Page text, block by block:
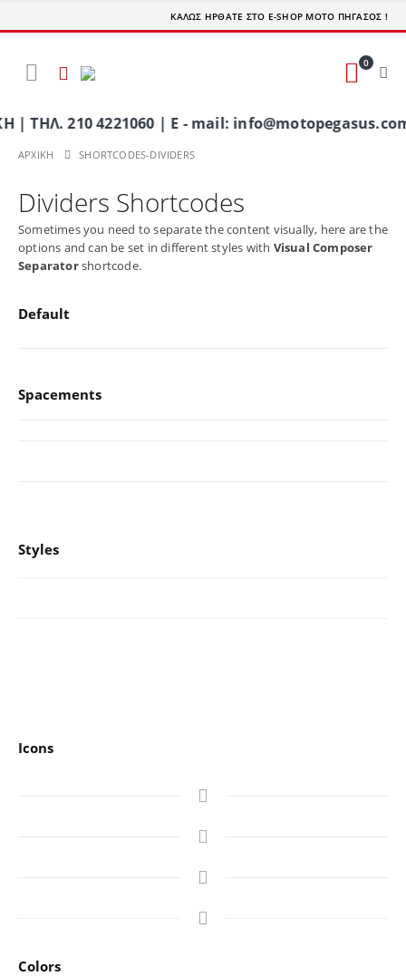
ΚΑΛΩΣ ΗΡΘΑΤΕ ΣΤΟ E-SHOP ΜΟΤΟ ΠΗΓΑΣΟΣ !
0
| E - mail: info@motopegasus.com |
ΑΡΧΙΚΉ SHORTCODES-DIVIDERS
Dividers Shortcodes
Sometimes you need to separate the content visually, here are the
options and can be set in different styles with Visual Composer
Separatorshortcode.
Default
Spacements
Styles
Icons
Colors